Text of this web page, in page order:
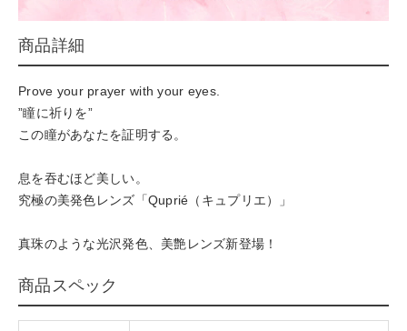
商品詳細
Prove your prayer with your eyes.
”瞳に祈りを”
この瞳があなたを証明する。
息を吞むほど美しい。
究極の美発色レンズ「Quprié（キュプリエ）」
真珠のような光沢発色、美艶レンズ新登場！
商品スペック